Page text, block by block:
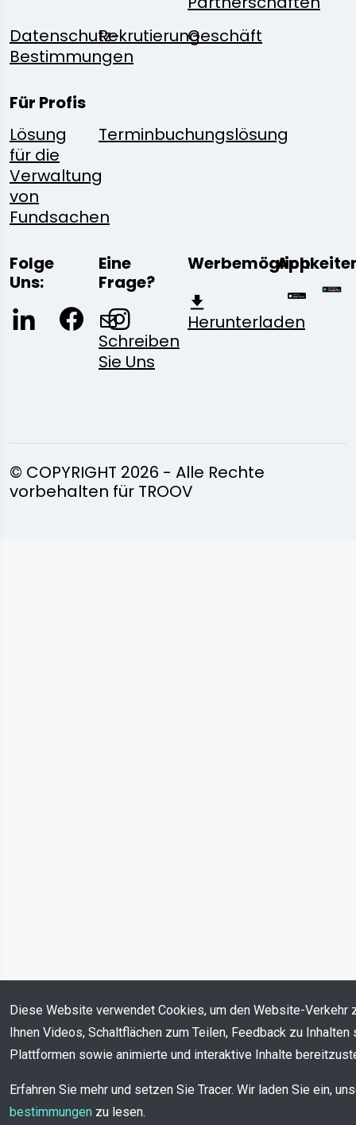
Datenschutz-
Bestimmungen
RekrutierungGeschäft
Für Profis
Lösung
für die
Verwaltung
von
Fundsachen
Terminbuchungslösung
Folge
Uns:
Eine
Frage?
Schreiben
Sie Uns
Herunterladen
App
© COPYRIGHT 2026 - Alle Rechte
vorbehalten für TROOV
Diese Website verwendet Cookies, um den Website-Verkehr
Ihnen Videos, Schaltflächen zum Teilen, Feedback zu Inhalten
Plattformen sowie animierte und interaktive Inhalte
Erfahren Sie mehr und setzen Sie Tracer. Wir laden Sie ein,
bestimmungen zu lesen.